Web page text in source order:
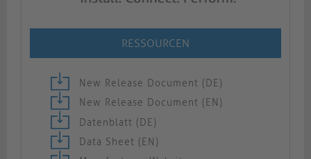
RESSOURCEN
New Release Document (DE)
New Release Document (EN)
Datenblatt (DE)
Data Sheet (EN)